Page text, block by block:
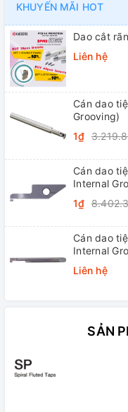
KHUYẾN MÃI HOT
Dao cắt
Liên hệ
Cán dao
Grooving)
1₫
Cán dao
Internal
1₫
Cán dao
Internal
Liên hệ
SẢN